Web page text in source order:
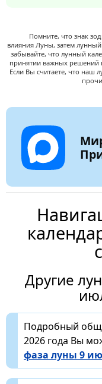
Помните, что знак
влияния Луны, затем
забывайте, что лунный
принятии важных решений
Если Вы считаете, что наш
Другие
Подробный
2026 года Вы
фаза луны 9